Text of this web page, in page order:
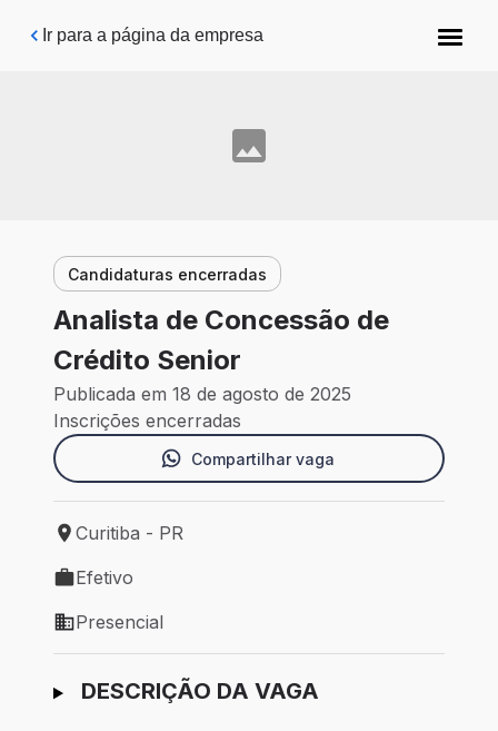
Pular para o conteúdo principal
Ir para a página da empresa
Candidaturas encerradas
Analista de Concessão de
Crédito Senior
Publicada em 18 de agosto de 2025
Inscrições encerradas
Compartilhar vaga
Local de trabalho: Curitiba - PR
Curitiba - PR
Tipo de vaga: Efetivo
Efetivo
Modelo de trabalho: Presencial
Presencial
Ir para candidatura
DESCRIÇÃO DA VAGA